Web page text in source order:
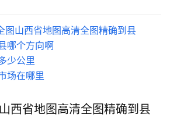
图山西省地图高清全图精确到县
哪个方向啊
少公里
场在哪里
西省地图高清全图精确到县